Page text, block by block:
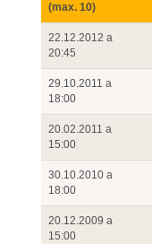
(max. 10)
22.12.2012 a
20:45
29.10.2011 a
18:00
20.02.2011 a
15:00
30.10.2010 a
18:00
20.12.2009 a
15:00